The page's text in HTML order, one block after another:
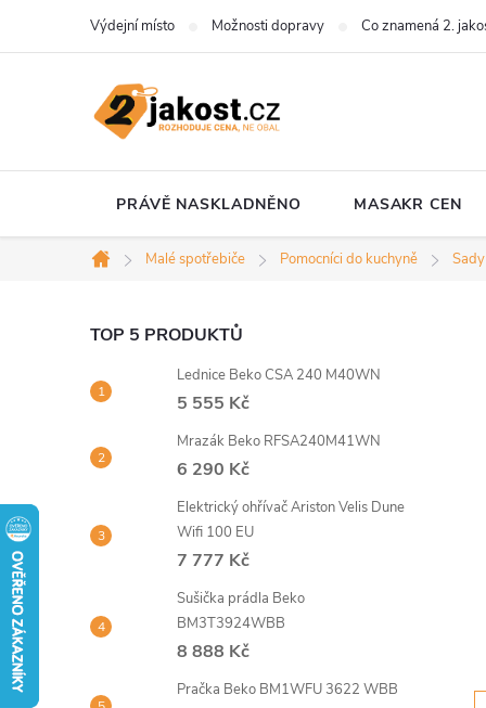
Výdejní místo Možnosti dopravy Co znamená 2.
PRÁVĚ NASKLADNĚNO MASAKR CEN
Domů
Malé spotřebiče Pomocníci do kuchyně
P
o
s
t
r
a
TOP 5 PRODUKTŮ
Lednice Beko CSA 240 M40WN
5 555 Kč
Mrazák Beko RFSA240M41WN
6 290 Kč
Elektrický ohřívač Ariston Velis Dune
Wifi 100 EU
7 777 Kč
Sušička prádla Beko
BM3T3924WBB
8 888 Kč
Pračka Beko BM1WFU 3622 WBB